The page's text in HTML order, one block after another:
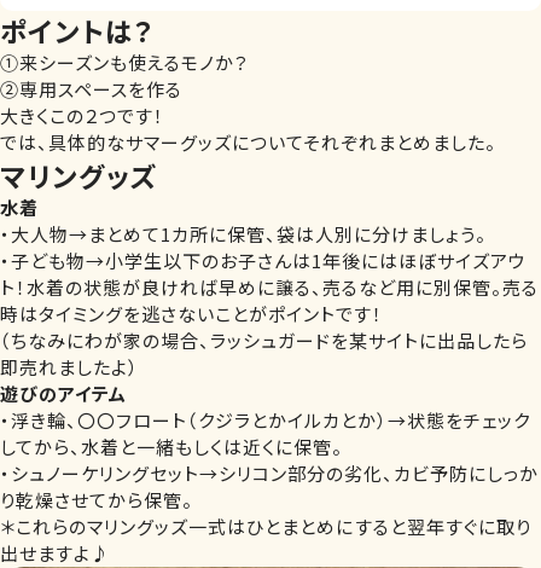
ポイントは？
①来シーズンも使えるモノか？
②専用スペースを作る
大きくこの２つです！
では、具体的なサマーグッズについてそれぞれまとめました。
マリングッズ
水着
・大人物→まとめて1カ所に保管、袋は人別に分けましょう。
・子ども物→小学生以下のお子さんは1年後にはほぼサイズアウ
ト！水着の状態が良ければ早めに譲る、売るなど用に別保管。売る
時はタイミングを逃さないことがポイントです！
（ちなみにわが家の場合、ラッシュガードを某サイトに出品したら
即売れましたよ）
遊びのアイテム
・浮き輪、〇〇フロート（クジラとかイルカとか）→状態をチェック
してから、水着と一緒もしくは近くに保管。
・シュノーケリングセット→シリコン部分の劣化、カビ予防にしっか
り乾燥させてから保管。
＊これらのマリングッズ一式はひとまとめにすると翌年すぐに取り
出せますよ♪